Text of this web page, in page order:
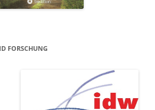
FORSCHUNG